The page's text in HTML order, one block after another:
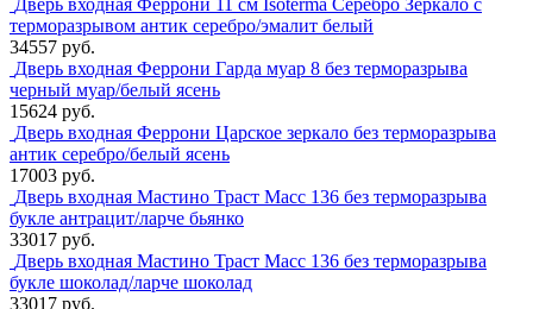
Дверь входная Феррони 11 см Isoterma Серебро Зеркало с
терморазрывом антик серебро/эмалит белый
34557 руб.
Дверь входная Феррони Гарда муар 8 без терморазрыва
черный муар/белый ясень
15624 руб.
Дверь входная Феррони Царское зеркало без терморазрыва
антик серебро/белый ясень
17003 руб.
Дверь входная Мастино Траст Масс 136 без терморазрыва
букле антрацит/ларче бьянко
33017 руб.
Дверь входная Мастино Траст Масс 136 без терморазрыва
букле шоколад/ларче шоколад
33017 руб.